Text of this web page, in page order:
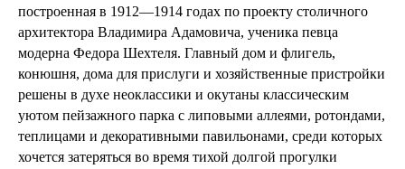
построенная в 1912—1914 годах по проекту столичного
архитектора Владимира Адамовича, ученика певца
модерна Федора Шехтеля. Главный дом и флигель,
конюшня, дома для прислуги и хозяйственные пристройки
решены в духе неоклассики и окутаны классическим
уютом пейзажного парка с липовыми аллеями, ротондами,
теплицами и декоративными павильонами, среди которых
хочется затеряться во время тихой долгой прогулки